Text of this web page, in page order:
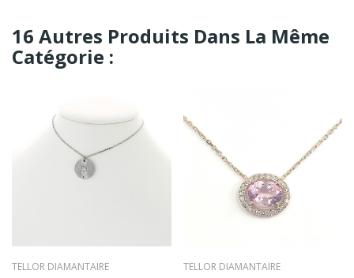
16 Autres Produits Dans La Même
Catégorie :
TELLOR DIAMANTAIRE TELLOR DIAMANTAIRE